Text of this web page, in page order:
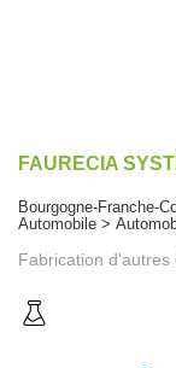
FAURECIA
Bourgogne-Franche-
Automobile >
Fabrication